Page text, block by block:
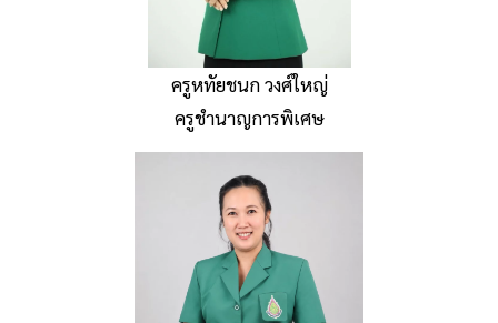
ครูหทัยชนก วงศ์ใหญ่
ครูชำนาญการพิเศษ